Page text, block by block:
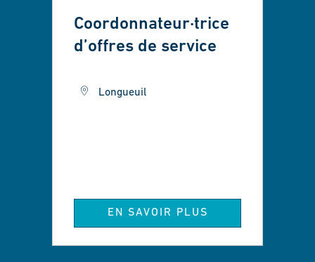
Coordonnateur·trice
d’offres de service
Longueuil
EN SAVOIR PLUS